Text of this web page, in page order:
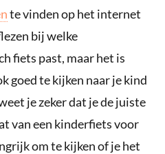
te vinden op het internet
bij welke
fiets past, maar het is
goed te kijken naar je kind
je zeker dat je de juiste
van een kinderfiets voor
om te kijken of je het